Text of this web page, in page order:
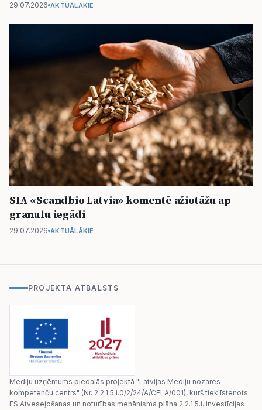
29.07.2026 AKTUĀLĀKIE
SIA «Scandbio Latvia» komentē ažiotāžu ap
granulu iegādi
29.07.2026 AKTUĀLĀKIE
PROJEKTA ATBALSTS
Mediju uzņēmums piedalās projektā "Latvijas Mediju nozares
kompetenču centrs" (Nr. 2.2.1.5.i.0/2/24/A/CFLA/001), kurš tiek īstenots
ES Atveseļošanas un noturības mehānisma plāna 2.2.1.5.i. investīcijas